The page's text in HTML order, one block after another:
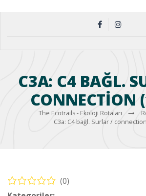
C3A: C4 BAĞL.
CONNECTION
The Ecotrails - Ekoloji Rotaları
C3a: C4 bağl. Surlar /
(0)